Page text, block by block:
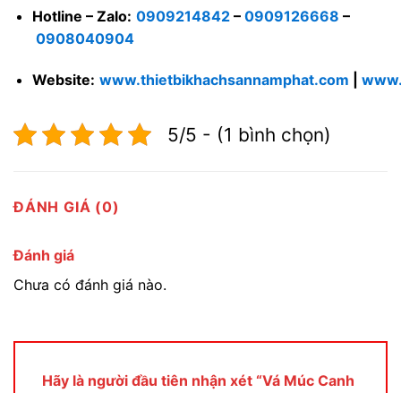
Hotline – Zalo: 0909214842– 0909126668 –
0908040904
Website: www.thietbikhachsannamphat.com
5/5 - (1 bình chọn)
ĐÁNH GIÁ (0)
Đánh giá
Chưa có đánh giá nào.
Hãy là người đầu tiên nhận xét “Vá Múc Canh